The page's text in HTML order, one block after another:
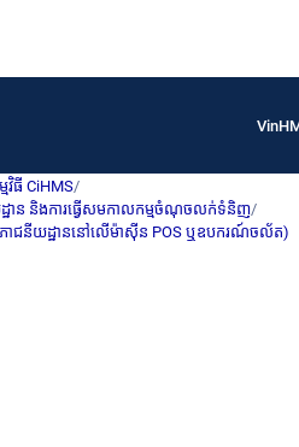
មវិធី CiHMS/
ឋាន និងការធ្វើសមកាលកម្មចំណុចលក់ទំនិញ/
ភោជនីយដ្ឋាននៅលើម៉ាស៊ីន POS ឬឧបករណ៍ចល័ត)